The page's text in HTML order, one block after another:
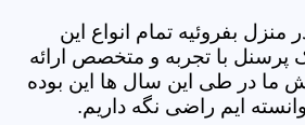
بفروئیه تمام انواع این
پرسنل با تجربه و متخصص ارائه
ما در طی این سال ها این بوده
ایم راضی نگه داریم.